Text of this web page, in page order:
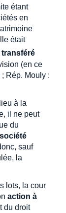
étant
en
était
transféré
(en ce
Rép. Mouly :
à la
il ne peut
du
société
sauf
la
lots, la cour
action à
du droit